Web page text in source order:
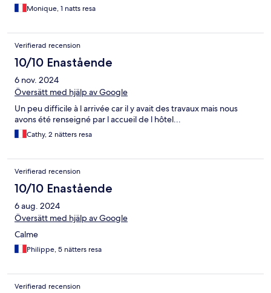
Monique, 1 natts resa
Verifierad recension
10/10 Enastående
6 nov. 2024
Översätt med hjälp av Google
Un peu difficile à l arrivée car il y avait des travaux mais nous
avons été renseigné par l accueil de l hôtel...
Cathy, 2 nätters resa
Verifierad recension
10/10 Enastående
6 aug. 2024
Översätt med hjälp av Google
Calme
Philippe, 5 nätters resa
Verifierad recension